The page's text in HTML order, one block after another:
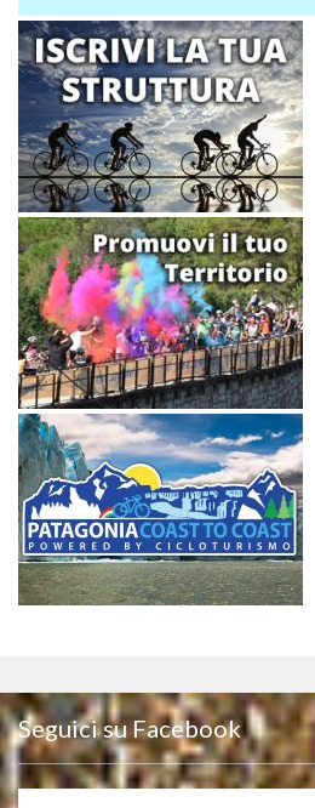
Seguici su Facebook